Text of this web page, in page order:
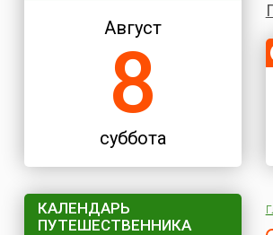
Август
8
суббота
КАЛЕНДАРЬ
ПУТЕШЕСТВЕННИКА